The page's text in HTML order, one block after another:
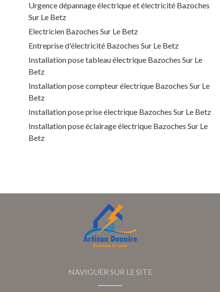
Urgence dépannage électrique et électricité Bazoches
Sur Le Betz
Electricien Bazoches Sur Le Betz
Entreprise d'électricité Bazoches Sur Le Betz
Installation pose tableau électrique Bazoches Sur Le
Betz
Installation pose compteur électrique Bazoches Sur Le
Betz
Installation pose prise électrique Bazoches Sur Le Betz
Installation pose éclairage électrique Bazoches Sur Le
Betz
NAVIGUER SUR LE SITE